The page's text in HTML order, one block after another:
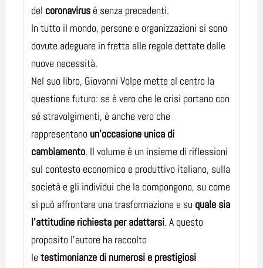
del coronavirus è senza precedenti.
In tutto il mondo, persone e organizzazioni si sono
dovute adeguare in fretta alle regole dettate dalle
nuove necessità.
Nel suo libro, Giovanni Volpe mette al centro la
questione futuro: se è vero che le crisi portano con
sé stravolgimenti, è anche vero che
rappresentano un’occasione unica di
cambiamento. Il volume è un insieme di riflessioni
sul contesto economico e produttivo italiano, sulla
società e gli individui che la compongono, su come
si può affrontare una trasformazione e su quale sia
l’attitudine richiesta per adattarsi. A questo
proposito l’autore ha raccolto
letestimonianze di numerosi e prestigiosi